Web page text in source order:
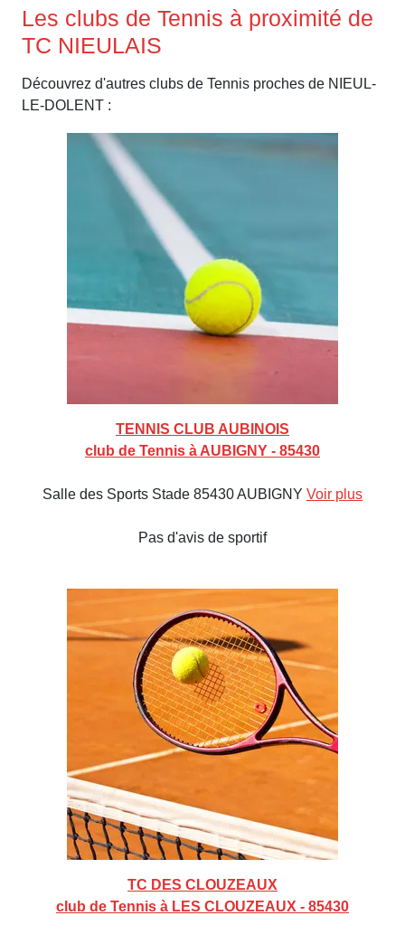
Les clubs de Tennis à proximité de
TC NIEULAIS
Découvrez d'autres clubs de Tennis proches de NIEUL-
LE-DOLENT :
TENNIS CLUB AUBINOIS
club de Tennis à AUBIGNY - 85430
Salle des Sports Stade 85430 AUBIGNY Voir plus
Pas d'avis de sportif
TC DES CLOUZEAUX
club de Tennis à LES CLOUZEAUX - 85430